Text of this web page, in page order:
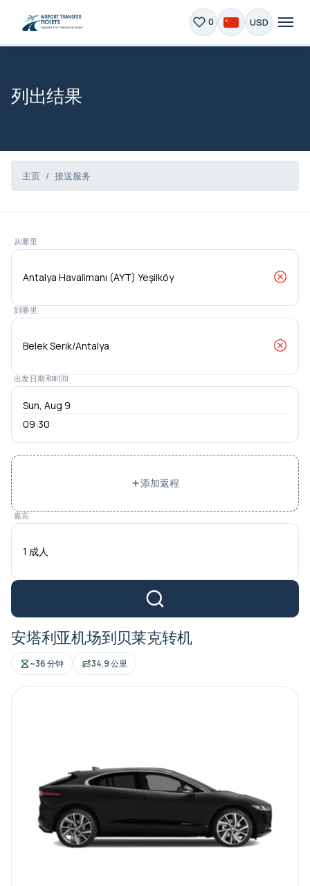
0 USD
列出结果
主页 接送服务
从哪里
到哪里
出发日期和时间
09:30
添加返程
嘉宾
1 成人
安塔利亚机场到贝莱克转机
~36 分钟 34.9 公里